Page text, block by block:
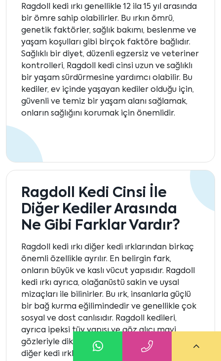
Ragdoll kedi ırkı genellikle 12 ila 15 yıl arasında
bir ömre sahip olabilirler. Bu ırkın ömrü,
genetik faktörler, sağlık bakımı, beslenme ve
yaşam koşulları gibi birçok faktöre bağlıdır.
Sağlıklı bir diyet, düzenli egzersiz ve veteriner
kontrolleri, Ragdoll kedi cinsi uzun ve sağlıklı
bir yaşam sürdürmesine yardımcı olabilir. Bu
kediler, ev içinde yaşayan kediler olduğu için,
güvenli ve temiz bir yaşam alanı sağlamak,
onların sağlığını korumak için önemlidir.
Ragdoll Kedi Cinsi İle
Diğer Kediler Arasında
Ne Gibi Farklar Vardır?
Ragdoll kedi ırkı diğer kedi ırklarından birkaç
önemli özellikle ayrılır. En belirgin fark,
onların büyük ve kaslı vücut yapısıdır. Ragdoll
kedi ırkı ayrıca, olağanüstü sakin ve uysal
mizaçları ile bilinirler. Bu ırk, insanlarla güçlü
bir bağ kurma eğilimindedir ve genellikle çok
sosyal ve dost canlısıdır. Ragdoll kedileri,
ayrıca ipeksi tüy yapısı ve göz alıcı mavi
gözleriyle dikkat çeker. Bu özellikler, onları
diğer kedi ırklarından ayıran ve onlara